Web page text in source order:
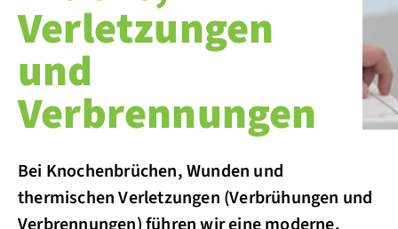
Verletzungen
und
Verbrennungen
Bei Knochenbrüchen, Wunden und
thermischen Verletzungen (Verbrühungen und